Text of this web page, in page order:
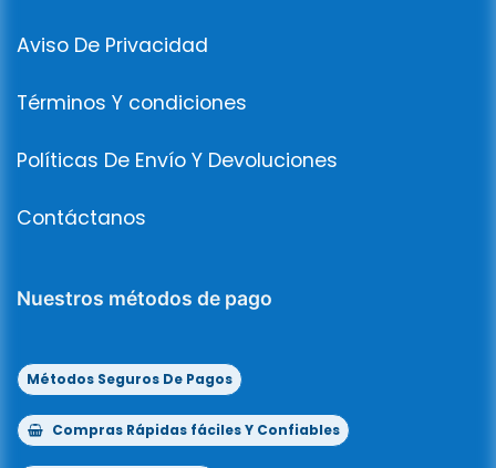
Aviso De Privacidad
Términos Y condiciones
Políticas De Envío Y Devoluciones
Contáctanos
Nuestros métodos de pago
Métodos Seguros De Pagos
Compras Rápidas fáciles Y Confiables